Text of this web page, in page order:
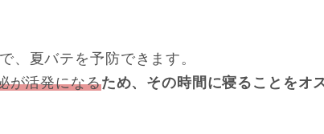
、夏バテを予防できます。
が活発になるため、その時間に寝ることをオ